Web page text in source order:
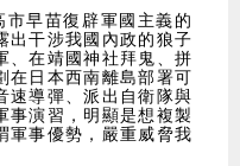
早苗復辟軍國主義的
出干涉我國內政的狼子
、在靖國神社拜鬼、拼
在日本西南離島部署可
速導彈、派出自衛隊與
事演習，明顯是想複製
軍事優勢，嚴重威脅我